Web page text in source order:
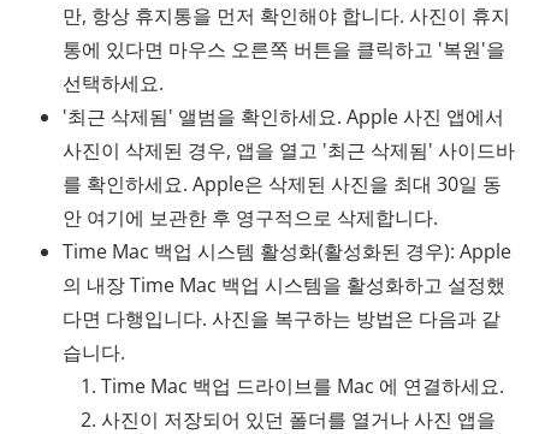
만, 항상 휴지통을 먼저 확인해야 합니다. 사진이 휴지
통에 있다면 마우스 오른쪽 버튼을 클릭하고 '복원'을
선택하세요.
'최근 삭제됨' 앨범을 확인하세요. Apple 사진 앱에서
사진이 삭제된 경우, 앱을 열고 '최근 삭제됨' 사이드바
를 확인하세요. Apple은 삭제된 사진을 최대 30일 동
안 여기에 보관한 후 영구적으로 삭제합니다.
Time Mac 백업 시스템 활성화(활성화된 경우): Apple
의 내장 Time Mac 백업 시스템을 활성화하고 설정했
다면 다행입니다. 사진을 복구하는 방법은 다음과 같
습니다.
Time Mac 백업 드라이브를 Mac 에 연결하세요.
사진이 저장되어 있던 폴더를 열거나 사진 앱을